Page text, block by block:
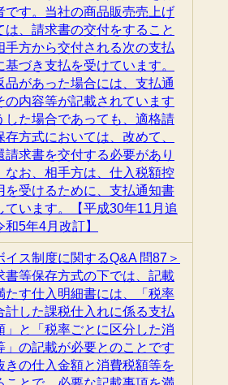
です。当社の商品販売売上げ
は、請求書の交付をすること
手方から交付される次の支払
基づき支払を受けています。
品があった場合には、支払通
の内容等が記載されています
した場合であっても、適格請
存方式においては、改めて、
請求書を交付する必要があり
なお、相手方は、仕入税額控
を受けるために、支払通知書
ています。【平成30年11月追
和5年4月改訂】
イス制度に関するQ&A 問87＞
書等保存方式の下では、記載
たす仕入明細書には、「税率
計した課税仕入れに係る支払
」と「税率ごとに区分した消
」の記載が必要とのことです
きの仕入金額と消費税額等を